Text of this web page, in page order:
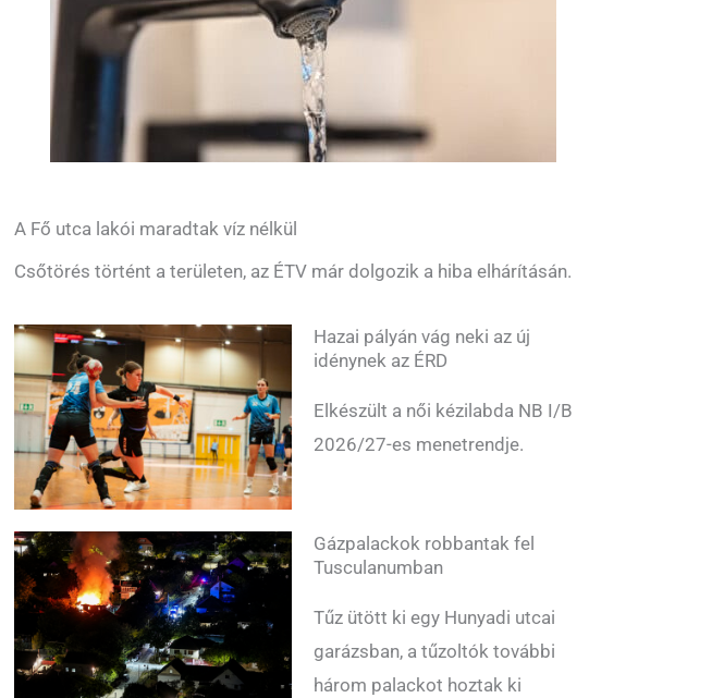
A Fő utca lakói maradtak víz nélkül
Csőtörés történt a területen, az ÉTV már dolgozik a hiba elhárításán.
Hazai pályán vág neki az új
idénynek az ÉRD
Elkészült a női kézilabda NB I/B
2026/27-es menetrendje.
Gázpalackok robbantak fel
Tusculanumban
Tűz ütött ki egy Hunyadi utcai
garázsban, a tűzoltók további
három palackot hoztak ki